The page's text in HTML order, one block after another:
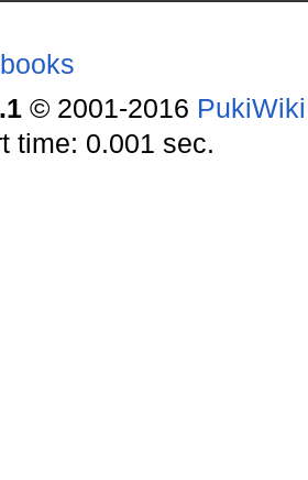
© 2001-2016
time: 0.001 sec.